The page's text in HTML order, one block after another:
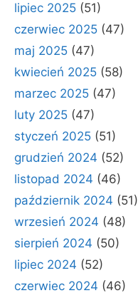
lipiec 2025 (51)
czerwiec 2025 (47)
maj 2025 (47)
kwiecień 2025 (58)
marzec 2025 (47)
luty 2025 (47)
styczeń 2025 (51)
grudzień 2024 (52)
listopad 2024 (46)
październik 2024 (51)
wrzesień 2024 (48)
sierpień 2024 (50)
lipiec 2024 (52)
czerwiec 2024 (46)